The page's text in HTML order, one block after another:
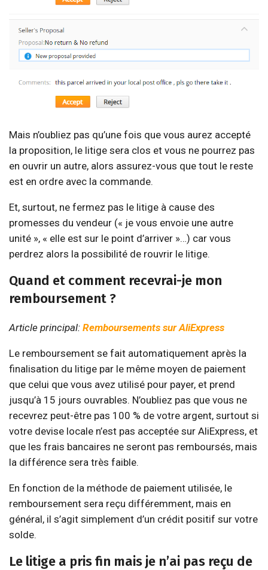
Mais n’oubliez pas qu’une fois que vous aurez accepté
la proposition, le litige sera clos et vous ne pourrez pas
en ouvrir un autre, alors assurez-vous que tout le reste
est en ordre avec la commande.
Et, surtout, ne fermez pas le litige à cause des
promesses du vendeur (« je vous envoie une autre
unité », « elle est sur le point d’arriver »…) car vous
perdrez alors la possibilité de rouvrir le litige.
Quand et comment recevrai-je mon
remboursement ?
Article principal: Remboursements sur AliExpress
Le remboursement se fait automatiquement après la
finalisation du litige par le même moyen de paiement
que celui que vous avez utilisé pour payer, et prend
jusqu’à 15 jours ouvrables. N’oubliez pas que vous ne
recevrez peut-être pas 100 % de votre argent, surtout si
votre devise locale n’est pas acceptée sur AliExpress, et
que les frais bancaires ne seront pas remboursés, mais
la différence sera très faible.
En fonction de la méthode de paiement utilisée, le
remboursement sera reçu différemment, mais en
général, il s’agit simplement d’un crédit positif sur votre
solde.
Le litige a pris fin mais je n’ai pas reçu de